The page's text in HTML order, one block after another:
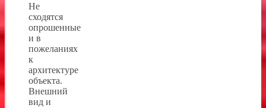
Не
сходятся
опрошенные
и в
пожеланиях
к
архитектуре
объекта.
Внешний
вид и